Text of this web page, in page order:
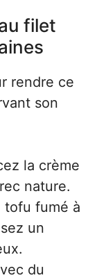
filet
rendre ce
son
la crème
nature.
tofu fumé à
un
du